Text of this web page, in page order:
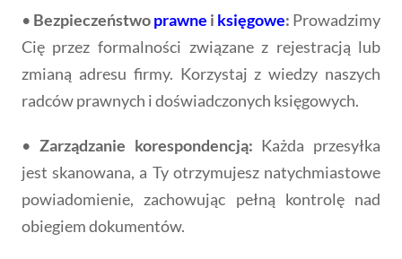
• Bezpieczeństwoprawne i księgowe: Prowadzimy
Cię przez formalności związane z rejestracją lub
zmianą adresu firmy. Korzystaj z wiedzy naszych
radców prawnych i doświadczonych księgowych.
• Zarządzanie korespondencją: Każda przesyłka
jest skanowana, a Ty otrzymujesz natychmiastowe
powiadomienie, zachowując pełną kontrolę nad
obiegiem dokumentów.